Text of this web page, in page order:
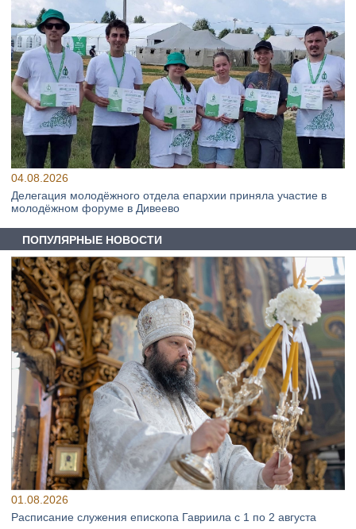
04.08.2026
Делегация молодёжного отдела епархии приняла участие в
молодёжном форуме в Дивеево
ПОПУЛЯРНЫЕ НОВОСТИ
01.08.2026
Расписание служения епископа Гавриила с 1 по 2 августа